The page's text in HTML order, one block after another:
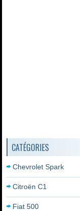
CATÉGORIES
Chevrolet Spark
Citroën C1
Fiat 500